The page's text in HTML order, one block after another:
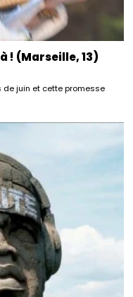
! (Marseille, 13)
de juin et cette promesse